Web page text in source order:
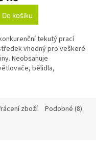
Do košíku
tekutý prací
vhodný pro veškeré
Neobsahuje
bělidla,
zboží Podobné (8)